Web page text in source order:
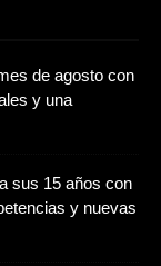
de agosto con
y una
sus 15 años con
y nuevas